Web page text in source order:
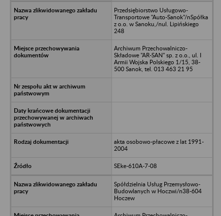
Przedsiębiorstwo Usługowo-
Transportowe "Auto-Sanok"/nSpółka
z o.o. w Sanoku,/nul. Lipińskiego
248
Archiwum Przechowalniczo-
Składowe "AR-SAN" sp. z o.o., ul. I
Armii Wojska Polskiego 1/15, 38-
500 Sanok, tel. 013 463 21 95
akta osobowo-płacowe z lat 1991-
2004
SEke-610A-7-08
Spółdzielnia Usług Przemysłowo-
Budowlanych w Hoczwi/n38-604
Hoczew